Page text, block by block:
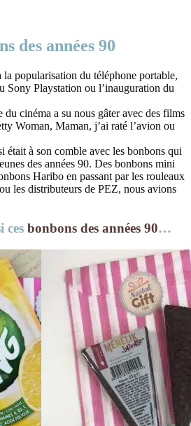
des années 90
la popularisation du téléphone portable,
Sony Playstation ou l’inauguration du
cinéma a su nous gâter avec des films
Woman, Maman, j’ai raté l’avion ou
était à son comble avec les bonbons qui
des années 90. Des bonbons mini
Haribo en passant par les rouleaux
les distributeurs de PEZ, nous avions
ces bonbons des années 90…